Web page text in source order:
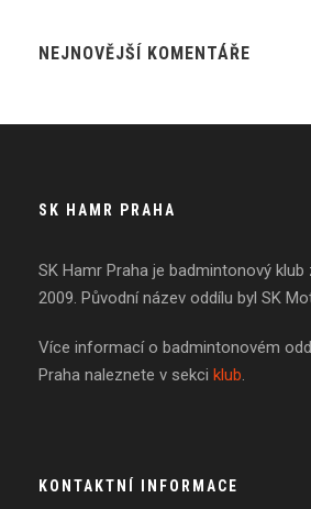
NEJNOVĚJŠÍ KOMENTÁŘE
SK HAMR PRAHA
SK Hamr Praha je badmintonový
2009. Původní název oddílu byl SK
Více informací o badmintonovém
Praha naleznete v sekci klub.
KONTAKTNÍ INFORMACE